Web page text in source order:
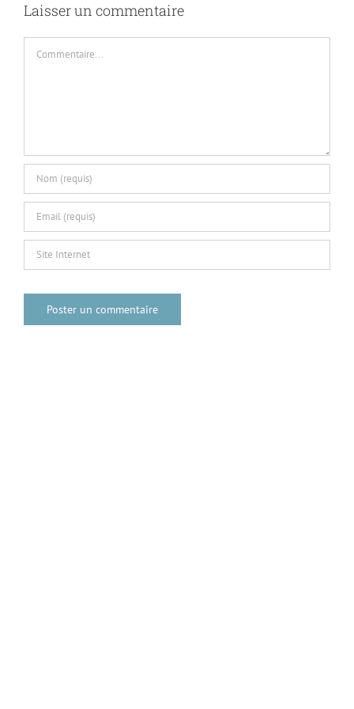
Laisser un commentaire